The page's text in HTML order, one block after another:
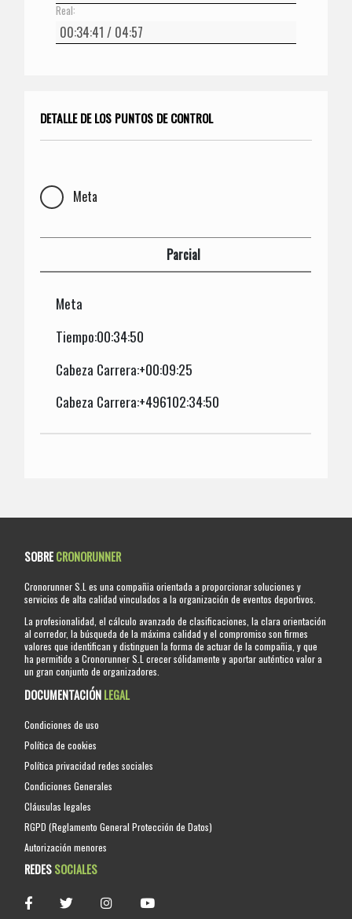
Real:
DETALLE DE LOS PUNTOS DE CONTROL
Meta
Parcial
Meta
Tiempo:00:34:50
Cabeza Carrera:+00:09:25
Cabeza Carrera:+496102:34:50
SOBRECRONORUNNER
Cronorunner S.L es una compañia orientada a proporcionar soluciones y
servicios de alta calidad vinculados a la organización de eventos deportivos.
La profesionalidad, el cálculo avanzado de clasificaciones, la clara orientación
al corredor, la búsqueda de la máxima calidad y el compromiso son firmes
valores que identifican y distinguen la forma de actuar de la compañia, y que
ha permitido a Cronorunner S.L crecer sólidamente y aportar auténtico valor a
un gran conjunto de organizadores.
DOCUMENTACIÓNLEGAL
Condiciones de uso
Política de cookies
Política privacidad redes sociales
Condiciones Generales
Cláusulas legales
RGPD (Reglamento General Protección de Datos)
Autorización menores
REDESSOCIALES